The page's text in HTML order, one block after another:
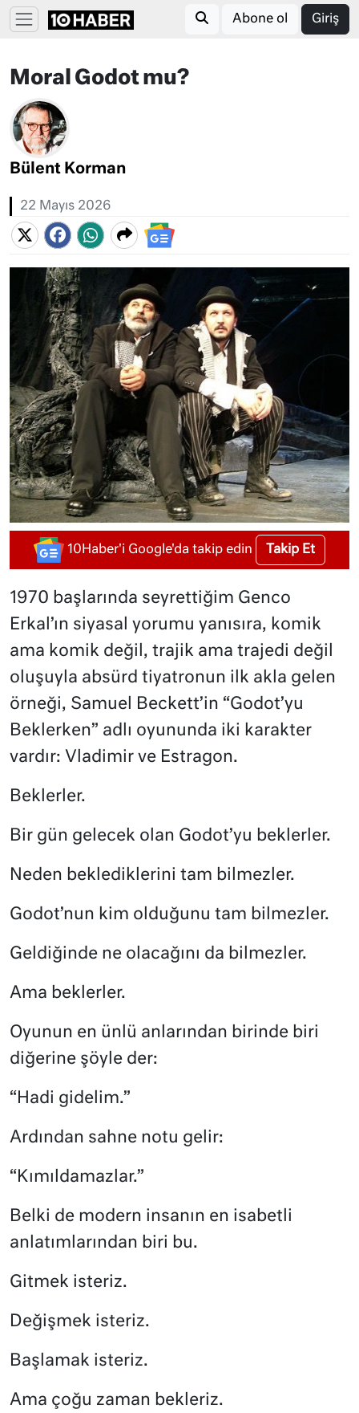
Abone ol Giriş
Moral Godot mu?
Bülent Korman
22 Mayıs 2026
10Haber'i Google'da takip edin Takip Et
1970 başlarında seyrettiğim Genco
Erkal’ın siyasal yorumu yanısıra, komik
ama komik değil, trajik ama trajedi değil
oluşuyla absürd tiyatronun ilk akla gelen
örneği, Samuel Beckett’in “Godot’yu
Beklerken” adlı oyununda iki karakter
vardır: Vladimir ve Estragon.
Beklerler.
Bir gün gelecek olan Godot’yu beklerler.
Neden beklediklerini tam bilmezler.
Godot’nun kim olduğunu tam bilmezler.
Geldiğinde ne olacağını da bilmezler.
Ama beklerler.
Oyunun en ünlü anlarından birinde biri
diğerine şöyle der:
“Hadi gidelim.”
Ardından sahne notu gelir:
“Kımıldamazlar.”
Belki de modern insanın en isabetli
anlatımlarından biri bu.
Gitmek isteriz.
Değişmek isteriz.
Başlamak isteriz.
Ama çoğu zaman bekleriz.